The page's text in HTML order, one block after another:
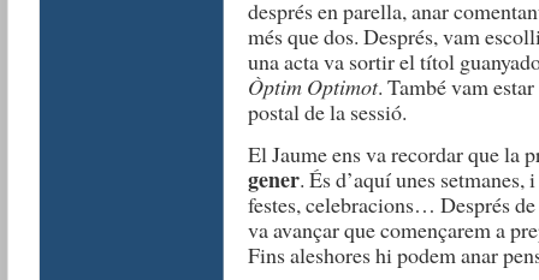
després en parella, anar
més que dos. Després, vam
una acta va sortir el títol
Òptim Optimot. També vam
postal de la sessió.
El Jaume ens va recordar que la
gener. És d’aquí unes setmanes,
festes, celebracions… Després
va avançar que començarem a
Fins aleshores hi podem anar